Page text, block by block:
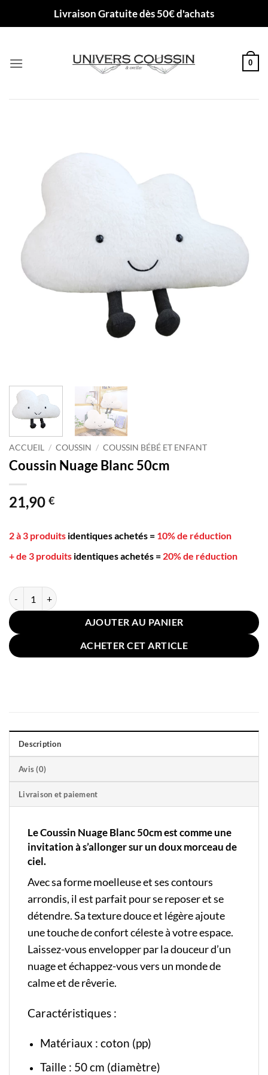
Livraison Gratuite dès 50€ d'achats
0
ACCUEIL / COUSSIN / COUSSIN BÉBÉ ET ENFANT
Coussin Nuage Blanc 50cm
21,90 €
2 à 3 produits identiques achetés = 10% de réduction
+ de 3 produits identiques achetés = 20% de réduction
quantité de Coussin Nuage Blanc 50cm
AJOUTER AU PANIER
ACHETER CET ARTICLE
Description
Avis (0)
Livraison et paiement
Le Coussin Nuage Blanc 50cm est comme une
invitation à s’allonger sur un doux morceau de
ciel.
Avec sa forme moelleuse et ses contours
arrondis, il est parfait pour se reposer et se
détendre. Sa texture douce et légère ajoute
une touche de confort céleste à votre espace.
Laissez-vous envelopper par la douceur d’un
nuage et échappez-vous vers un monde de
calme et de rêverie.
Caractéristiques :
Matériaux : coton (pp)
Taille : 50 cm (diamètre)